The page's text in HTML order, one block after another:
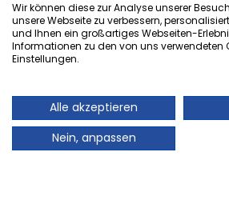
Herzlich Willkommen
Onlineversion von Ihrem
Auch Ihr Stadtmagazin „es
mittlerweile 28 Jahre im Landkreis
Wir können diese zur Analyse unserer
unsere Webseite zu verbessern,
und Ihnen ein großartiges Webseiten-
Informationen zu den von uns verwendeten
Einstellungen.
Alle akzeptieren
Nein, anpassen